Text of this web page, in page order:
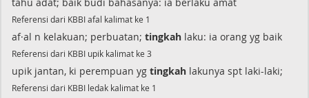
Referensi dari KBBI afal kalimat ke 1
af·al n kelakuan; perbuatan; tingkah laku: ia orang yg baik
Referensi dari KBBI upik kalimat ke 3
upik jantan, ki perempuan yg tingkah lakunya spt laki-laki;
Referensi dari KBBI ledak kalimat ke 1